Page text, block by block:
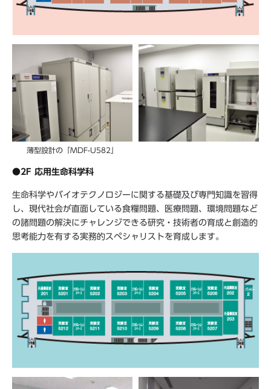
薄型設計の「MDF-U582」
●2F 応用生命科学科
生命科学やバイオテクノロジーに関する基礎及び専門知識を習得
し、現代社会が直面している食糧問題、医療問題、環境問題など
の諸問題の解決にチャレンジできる研究・技術者の育成と創造的
思考能力を有する実務的スペシャリストを育成します。